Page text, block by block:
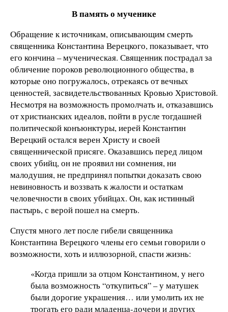
В память о мученике
Обращение к источникам, описывающим смерть
священника Константина Верецкого, показывает, что
его кончина – мученическая. Священник пострадал за
обличение пороков революционного общества, в
которые оно погружалось, отрекаясь от вечных
ценностей, засвидетельствованных Кровью Христовой.
Несмотря на возможность промолчать и, отказавшись
от христианских идеалов, пойти в русле тогдашней
политической конъюнктуры, иерей Константин
Верецкий остался верен Христу и своей
священнической присяге. Оказавшись перед лицом
своих убийц, он не проявил ни сомнения, ни
малодушия, не предпринял попытки доказать свою
невиновность и воззвать к жалости и остаткам
человечности в своих убийцах. Он, как истинный
пастырь, с верой пошел на смерть.
Спустя много лет после гибели священника
Константина Верецкого члены его семьи говорили о
возможности, хоть и иллюзорной, спасти жизнь:
«Когда пришли за отцом Константином, у него
была возможность “откупиться” – у матушек
были дорогие украшения… или умолить их не
трогать его ради младенца-дочери и других